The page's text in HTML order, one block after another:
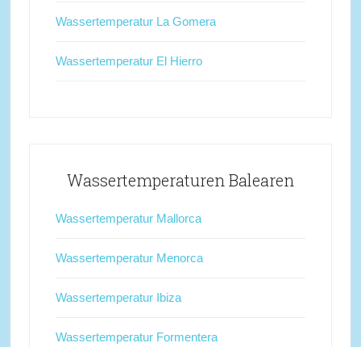
Wassertemperatur La Gomera
Wassertemperatur El Hierro
Wassertemperaturen Balearen
Wassertemperatur Mallorca
Wassertemperatur Menorca
Wassertemperatur Ibiza
Wassertemperatur Formentera